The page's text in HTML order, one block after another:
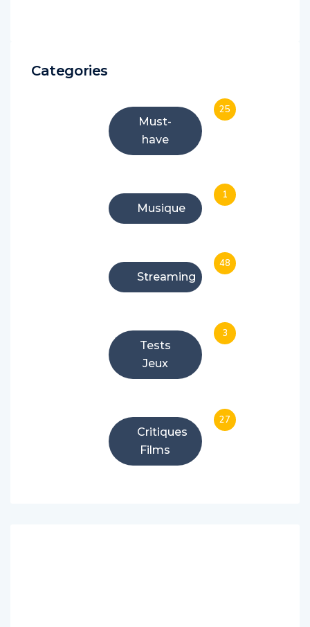
Categories
Must-
have
25
Musique
1
Streaming
48
Tests
Jeux
3
Critiques
Films
27